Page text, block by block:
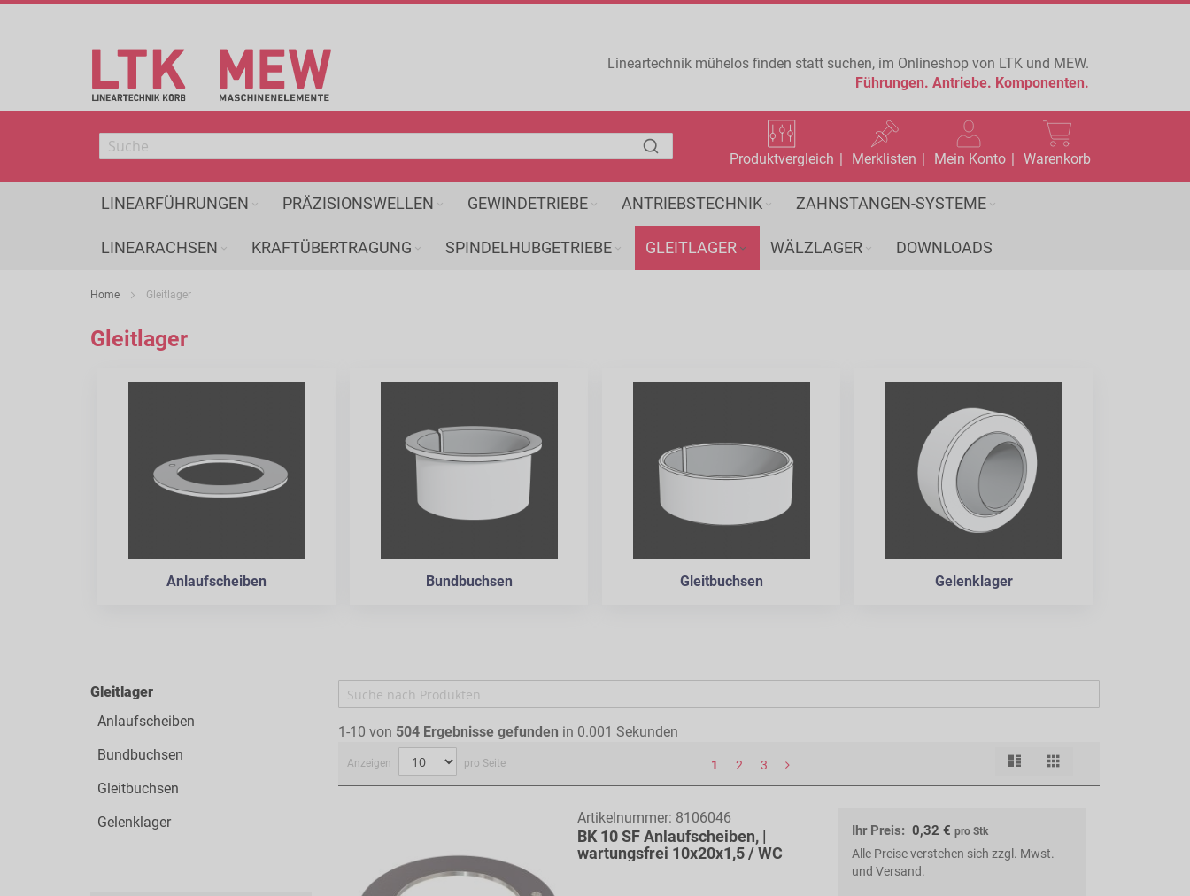
Inhalt
Lineartechnik mühelos finden statt suchen, im Onlineshop von LTK und MEW.
Führungen. Antriebe. Komponenten.
Warenkorb
Produktvergleich Merklisten Mein Konto
LINEARFÜHRUNGEN PRÄZISIONSWELLEN GEWINDETRIEBE ANTRIEBSTECHNIK ZAHNSTANGEN-SYSTEME
LINEARACHSEN KRAFTÜBERTRAGUNG SPINDELHUBGETRIEBE GLEITLAGER WÄLZLAGER DOWNLOADS
Home Gleitlager
Gleitlager
Anlaufscheiben Bundbuchsen Gleitbuchsen Gelenklager
Gleitlager
Anlaufscheiben
Bundbuchsen
Gleitbuchsen
Gelenklager
1-10 von 504 Ergebnisse gefunden in 0.001 Sekunden
Anzeigen pro Seite 1 2 3 Ansicht
als
Artikelnummer: 8106046
BK 10 SF Anlaufscheiben, |
wartungsfrei 10x20x1,5 / WC
Ihr Preis: 0,32 € pro Stk
Alle Preise verstehen sich zzgl. Mwst.
und Versand.